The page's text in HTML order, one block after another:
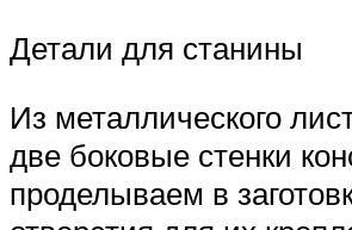
Детали для станины
Из металлического
две боковые стенки
проделываем в